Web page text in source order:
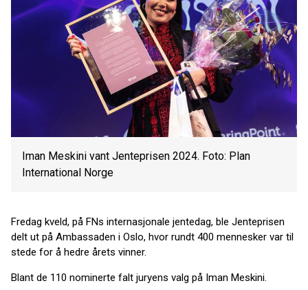
Iman Meskini vant Jenteprisen 2024. Foto: Plan
International Norge
Fredag kveld, på FNs internasjonale jentedag, ble Jenteprisen
delt ut på Ambassaden i Oslo, hvor rundt 400 mennesker var til
stede for å hedre årets vinner.
Blant de 110 nominerte falt juryens valg på Iman Meskini.